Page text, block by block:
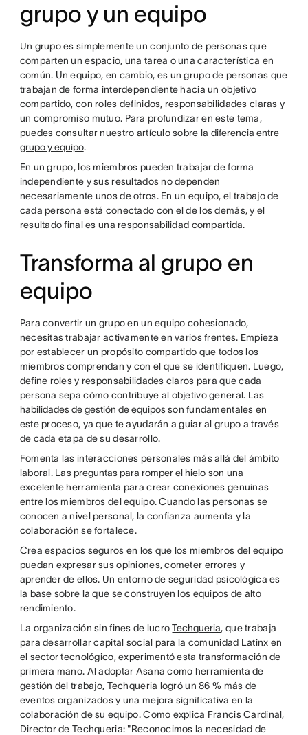
grupo y un equipo
Un grupo es simplemente un conjunto de personas que
comparten un espacio, una tarea o una característica en
común. Un equipo, en cambio, es un grupo de personas que
trabajan de forma interdependiente hacia un objetivo
compartido, con roles definidos, responsabilidades claras y
un compromiso mutuo. Para profundizar en este tema,
puedes consultar nuestro artículo sobre la diferencia entre
grupo y equipo.
En un grupo, los miembros pueden trabajar de forma
independiente y sus resultados no dependen
necesariamente unos de otros. En un equipo, el trabajo de
cada persona está conectado con el de los demás, y el
resultado final es una responsabilidad compartida.
Transforma al grupo en
equipo
Para convertir un grupo en un equipo cohesionado,
necesitas trabajar activamente en varios frentes. Empieza
por establecer un propósito compartido que todos los
miembros comprendan y con el que se identifiquen. Luego,
define roles y responsabilidades claros para que cada
persona sepa cómo contribuye al objetivo general. Las
habilidades de gestión de equiposson fundamentales en
este proceso, ya que te ayudarán a guiar al grupo a través
de cada etapa de su desarrollo.
Fomenta las interacciones personales más allá del ámbito
laboral. Las preguntas para romper el hielo son una
excelente herramienta para crear conexiones genuinas
entre los miembros del equipo. Cuando las personas se
conocen a nivel personal, la confianza aumenta y la
colaboración se fortalece.
Crea espacios seguros en los que los miembros del equipo
puedan expresar sus opiniones, cometer errores y
aprender de ellos. Un entorno de seguridad psicológica es
la base sobre la que se construyen los equipos de alto
rendimiento.
La organización sin fines de lucroTechqueria, que trabaja
para desarrollar capital social para la comunidad Latinx en
el sector tecnológico, experimentó esta transformación de
primera mano. Al adoptar Asana como herramienta de
gestión del trabajo, Techqueria logró un 86 % más de
eventos organizados y una mejora significativa en la
colaboración de su equipo. Como explica Francis Cardinal,
Director de Techqueria: "Reconocimos la necesidad de